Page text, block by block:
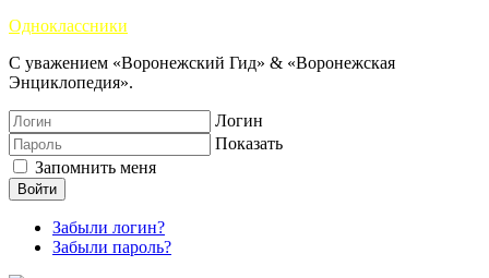
Одноклассники
С уважением «Воронежский Гид» & «Воронежская
Энциклопедия».
Логин
Показать
Запомнить меня
Войти
Забыли логин?
Забыли пароль?